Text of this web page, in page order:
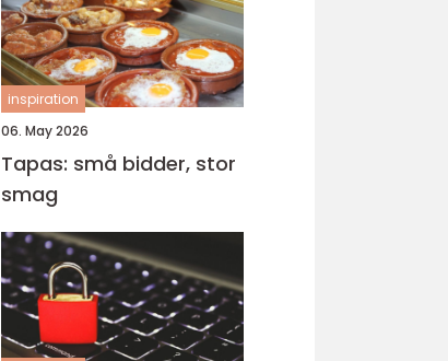
inspiration
06. May 2026
Tapas: små bidder, stor
smag